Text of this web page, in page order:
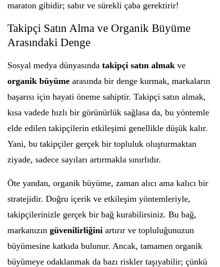
maraton gibidir; sabır ve sürekli çaba gerektirir!
Takipçi Satın Alma ve Organik Büyüme
Arasındaki Denge
Sosyal medya dünyasında takipçi satın almak ve
organik büyüme arasında bir denge kurmak, markaların
başarısı için hayati öneme sahiptir. Takipçi satın almak,
kısa vadede hızlı bir görünürlük sağlasa da, bu yöntemle
elde edilen takipçilerin etkileşimi genellikle düşük kalır.
Yani, bu takipçiler gerçek bir topluluk oluşturmaktan
ziyade, sadece sayıları artırmakla sınırlıdır.
Öte yandan, organik büyüme, zaman alıcı ama kalıcı bir
stratejidir. Doğru içerik ve etkileşim yöntemleriyle,
takipçilerinizle gerçek bir bağ kurabilirsiniz. Bu bağ,
markanızın güvenilirliğini artırır ve topluluğunuzun
büyümesine katkıda bulunur. Ancak, tamamen organik
büyümeye odaklanmak da bazı riskler taşıyabilir; çünkü